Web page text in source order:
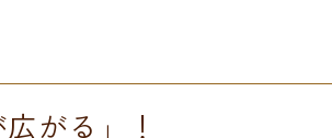
がる」！